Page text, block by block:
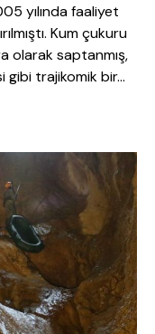
yılında faaliyet
Kum çukuru
olarak saptanmış,
gibi trajikomik bir…